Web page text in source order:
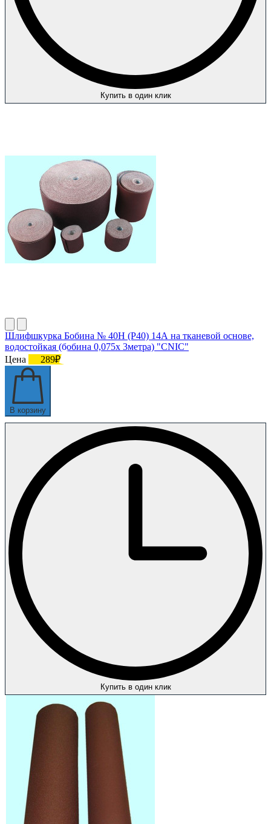
Купить в один клик
Шлифшкурка Бобина № 40Н (P40) 14А на тканевой основе,
водостойкая (бобина 0,075х 3метра) "CNIC"
Цена
289₽
В корзину
Купить в один клик